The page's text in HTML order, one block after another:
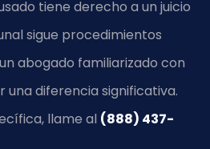
tiene derecho a un juicio
sigue procedimientos
abogado familiarizado con
diferencia significativa.
llame al (888) 437-